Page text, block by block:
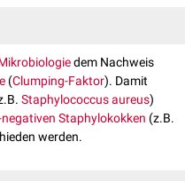
dem Nachweis
(Clumping-Faktor). Damit
Staphylococcus aureus)
Staphylokokken (z.B.
werden.